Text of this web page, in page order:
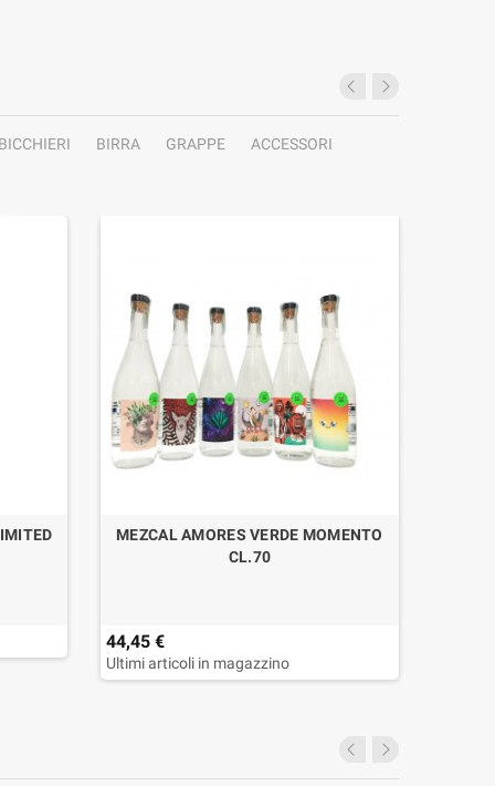
BICCHIERI BIRRA GRAPPE
ACCESSORI
MEZCAL AMORES VERDE MOMENTO
CL.70
44,45 €
Ultimi articoli in magazzino